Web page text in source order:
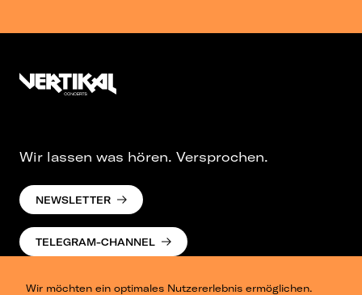
Wir möchten ein optimales Nutzererlebnis ermöglichen.
Wir lassen was hören. Versprochen.
NEWSLETTER
TELEGRAM-CHANNEL